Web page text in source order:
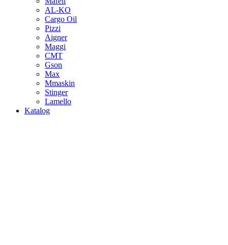
AL-KO
Cargo Oil
Pizzi
Aigner
Maggi
CMT
Gson
Max
Mmaskin
Stinger
Lamello
Katalog